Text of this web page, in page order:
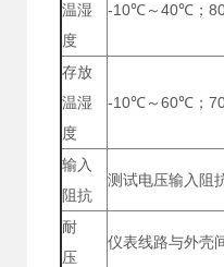
温湿
度
-10℃～40℃；
存放
温湿
度
-10℃～60℃；
输入
阻抗
测试电压输入阻
耐
压
仪表线路与外壳